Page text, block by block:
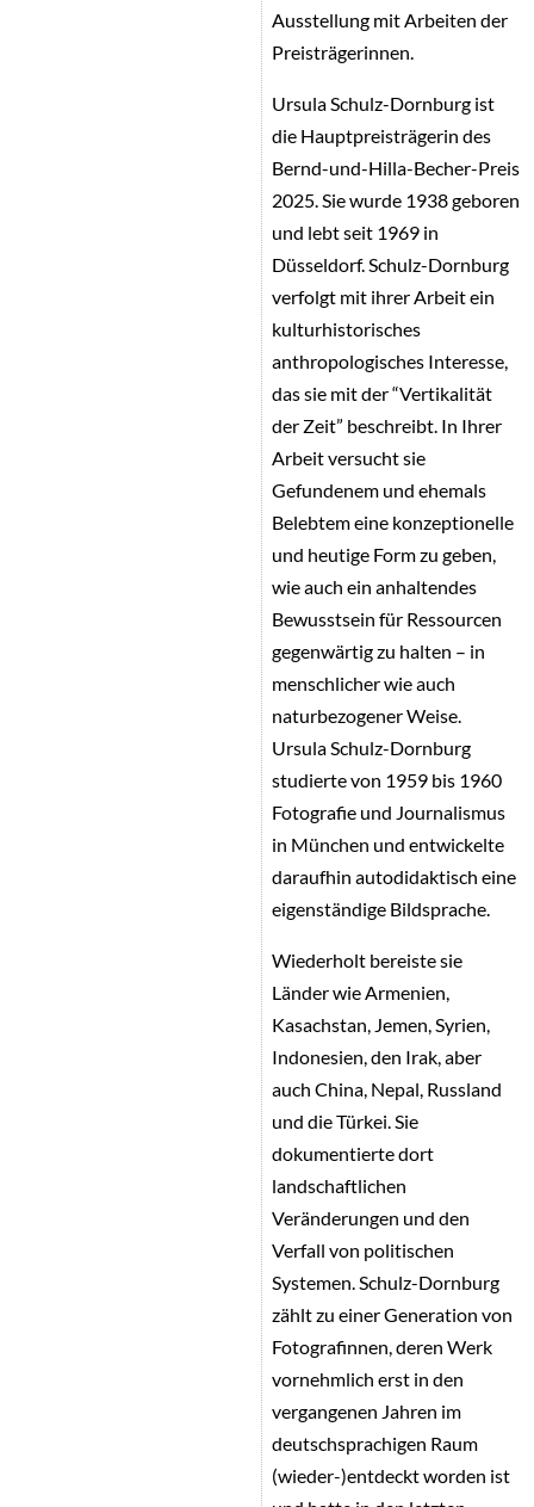
Ausstellung mit Arbeiten der
Preisträgerinnen.
Ursula Schulz-Dornburg ist
die Hauptpreisträgerin des
Bernd-und-Hilla-Becher-Preis
2025. Sie wurde 1938 geboren
und lebt seit 1969 in
Düsseldorf. Schulz-Dornburg
verfolgt mit ihrer Arbeit ein
kulturhistorisches
anthropologisches Interesse,
das sie mit der “Vertikalität
der Zeit” beschreibt. In Ihrer
Arbeit versucht sie
Gefundenem und ehemals
Belebtem eine konzeptionelle
und heutige Form zu geben,
wie auch ein anhaltendes
Bewusstsein für Ressourcen
gegenwärtig zu halten – in
menschlicher wie auch
naturbezogener Weise.
Ursula Schulz-Dornburg
studierte von 1959 bis 1960
Fotografie und Journalismus
in München und entwickelte
daraufhin autodidaktisch eine
eigenständige Bildsprache.
Wiederholt bereiste sie
Länder wie Armenien,
Kasachstan, Jemen, Syrien,
Indonesien, den Irak, aber
auch China, Nepal, Russland
und die Türkei. Sie
dokumentierte dort
landschaftlichen
Veränderungen und den
Verfall von politischen
Systemen. Schulz-Dornburg
zählt zu einer Generation von
Fotografinnen, deren Werk
vornehmlich erst in den
vergangenen Jahren im
deutschsprachigen Raum
(wieder-)entdeckt worden ist